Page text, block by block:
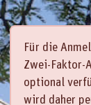
Zum Hauptinhalt
Für die
Zwei-Faktor-
optional
wird daher